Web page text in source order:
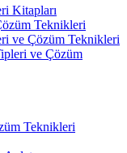
Kitapları
Teknikleri
ve Çözüm Teknikleri
ve Çözüm
Teknikleri